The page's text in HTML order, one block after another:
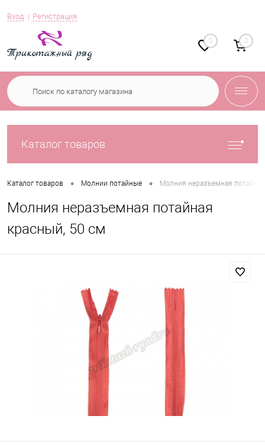
Вход Регистрация
0 0
Каталог товаров
Каталог товаров • Молнии потайные • Молния неразъемная
Молния неразъемная потайная
красный, 50 см